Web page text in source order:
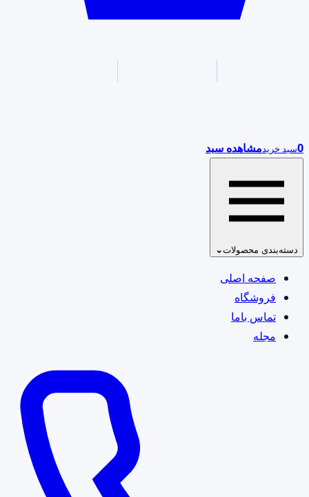
0سبد خریدمشاهده سبد
دسته‌بندی محصولات⌄
صفحه اصلی
فروشگاه
تماس باما
مجله